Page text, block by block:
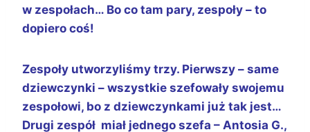
w zespołach… Bo co tam pary, zespoły – to
dopiero coś!
Zespoły utworzyliśmy trzy. Pierwszy – same
dziewczynki – wszystkie szefowały swojemu
zespołowi, bo z dziewczynkami już tak jest…
Drugi zespół miał jednego szefa – Antosia G.,